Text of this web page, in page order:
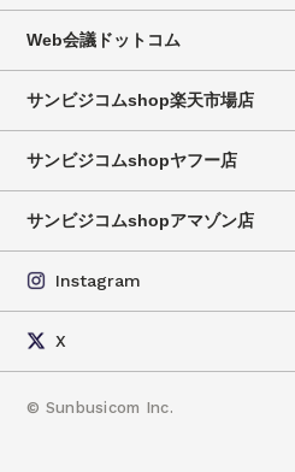
Web会議ドットコム
サンビジコムshop楽天市場店
サンビジコムshopヤフー店
サンビジコムshopアマゾン店
Instagram
X
© Sunbusicom Inc.